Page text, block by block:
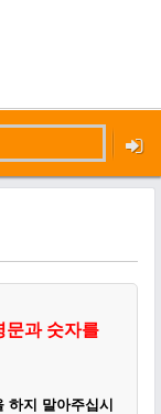
문과 숫자를
하지 말아주십시